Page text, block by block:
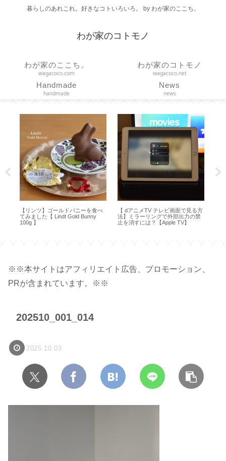
暮らしのあれこれ。好きなコトいろいろ。 by わが家のここち。
わが家のコトモノ
わが家のここち。
wagacoco.com
わが家のコトモノ
wagacoco.net
Handmade
handmade
News
news
【リンツ】ゴールドバニーを食べ
てみました【 Lindt Gold Bunny
100g 】
【 dアニメTV テレビ画面で見る方
法】ミラーリングで外部出力の禁
止を消すには？【Apple TV】
【ボール
らコレ！オ
※※本サイトはアフィリエイト広告、プロモーション、
PRが含まれています。※※
202510_001_014
2025.10.03